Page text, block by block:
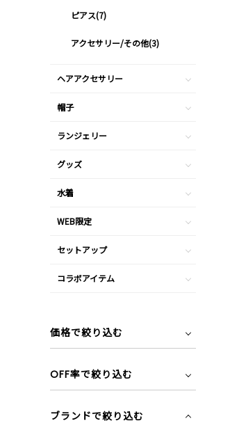
ピアス(7)
アクセサリー/その他(3)
ヘアアクセサリー
帽子
ランジェリー
グッズ
水着
WEB限定
セットアップ
コラボアイテム
価格で絞り込む
OFF率で絞り込む
ブランドで絞り込む